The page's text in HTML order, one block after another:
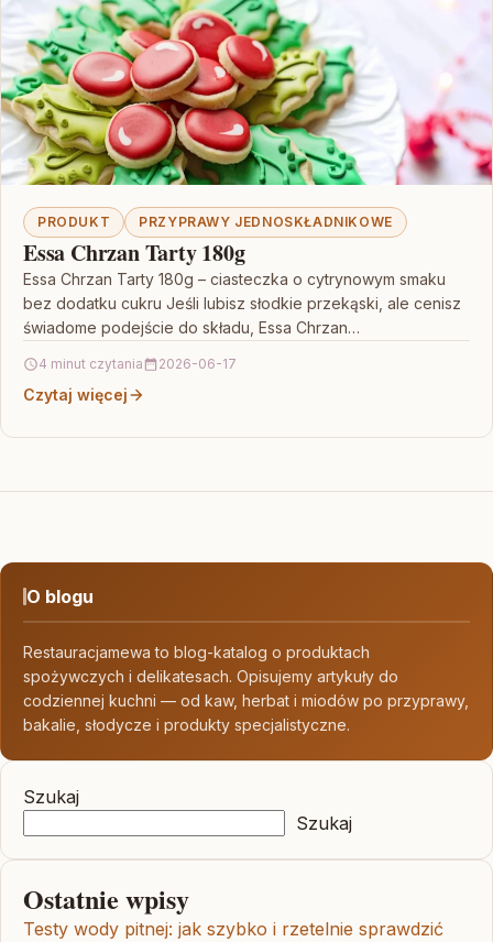
PRODUKT PRZYPRAWY JEDNOSKŁADNIKOWE
Essa Chrzan Tarty 180g
Essa Chrzan Tarty 180g – ciasteczka o cytrynowym smaku
bez dodatku cukru Jeśli lubisz słodkie przekąski, ale cenisz
świadome podejście do składu, Essa Chrzan…
4 minut czytania 2026-06-17
Czytaj więcej
O blogu
Restauracjamewa to blog-katalog o produktach
spożywczych i delikatesach. Opisujemy artykuły do
codziennej kuchni — od kaw, herbat i miodów po przyprawy,
bakalie, słodycze i produkty specjalistyczne.
Szukaj
Szukaj
Ostatnie wpisy
Testy wody pitnej: jak szybko i rzetelnie sprawdzić